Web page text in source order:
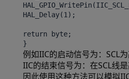
HAL_Delay(1);
return byte;
例如IIC的启动信号为：SCL
IIC的结束信号为：在SCL线
因此使用这种方法可以模拟